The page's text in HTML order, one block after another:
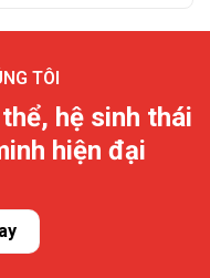
TÔI
hệ sinh thái
hiện đại